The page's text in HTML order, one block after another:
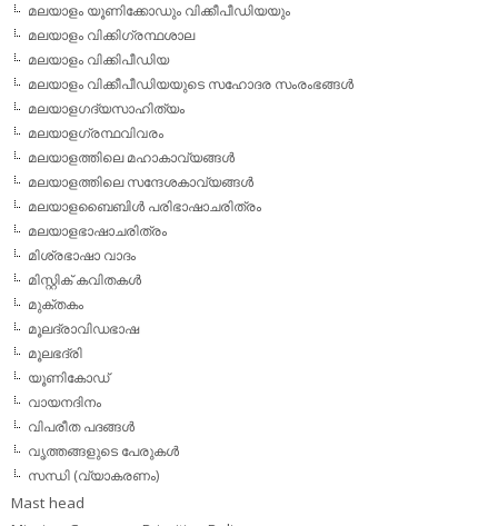
മലയാളം യൂണിക്കോഡും വിക്കീപീഡിയയും
മലയാളം വിക്കിഗ്രന്ഥശാല
മലയാളം വിക്കിപീഡിയ
മലയാളം വിക്കീപീഡിയയുടെ സഹോദര സംരംഭങ്ങള്‍
മലയാളഗദ്യസാഹിത്യം
മലയാളഗ്രന്ഥവിവരം
മലയാളത്തിലെ മഹാകാവ്യങ്ങള്‍
മലയാളത്തിലെ സന്ദേശകാവ്യങ്ങള്‍
മലയാളബൈബിള്‍ പരിഭാഷാചരിത്രം
മലയാളഭാഷാചരിത്രം
മിശ്രഭാഷാ വാദം
മിസ്റ്റിക് കവിതകള്‍
മുക്തകം
മൂലദ്രാവിഡഭാഷ
മൂലഭദ്രി
യൂണികോഡ്
വായനദിനം
വിപരീത പദങ്ങള്‍
വൃത്തങ്ങളുടെ പേരുകള്‍
സന്ധി (വ്യാകരണം)
Mast head